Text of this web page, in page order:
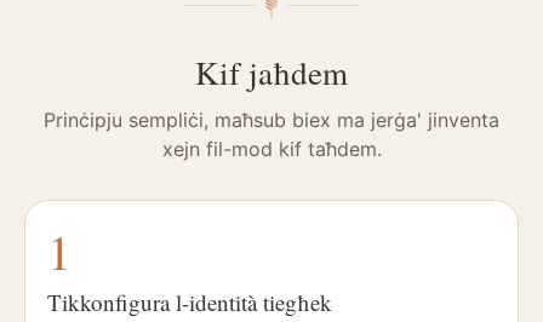
Kif jaħdem
Prinċipju sempliċi, maħsub biex ma jerġa' jinventa
xejn fil-mod kif taħdem.
1
Tikkonfigura l-identità tiegħek